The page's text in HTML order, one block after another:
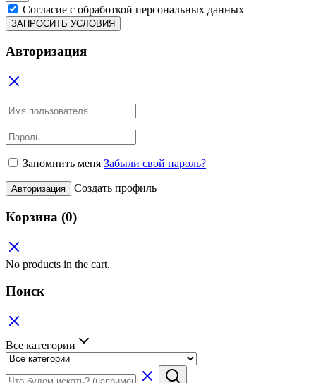
Согласие с обработкой персональных данных
ЗАПРОСИТЬ УСЛОВИЯ
Авторизация
Запомнить меня Забыли свой пароль?
Авторизация Создать профиль
Корзина (0)
No products in the cart.
Поиск
Все категории